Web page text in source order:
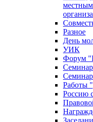
Разное
День
УИК
Форум
Работы
Россию